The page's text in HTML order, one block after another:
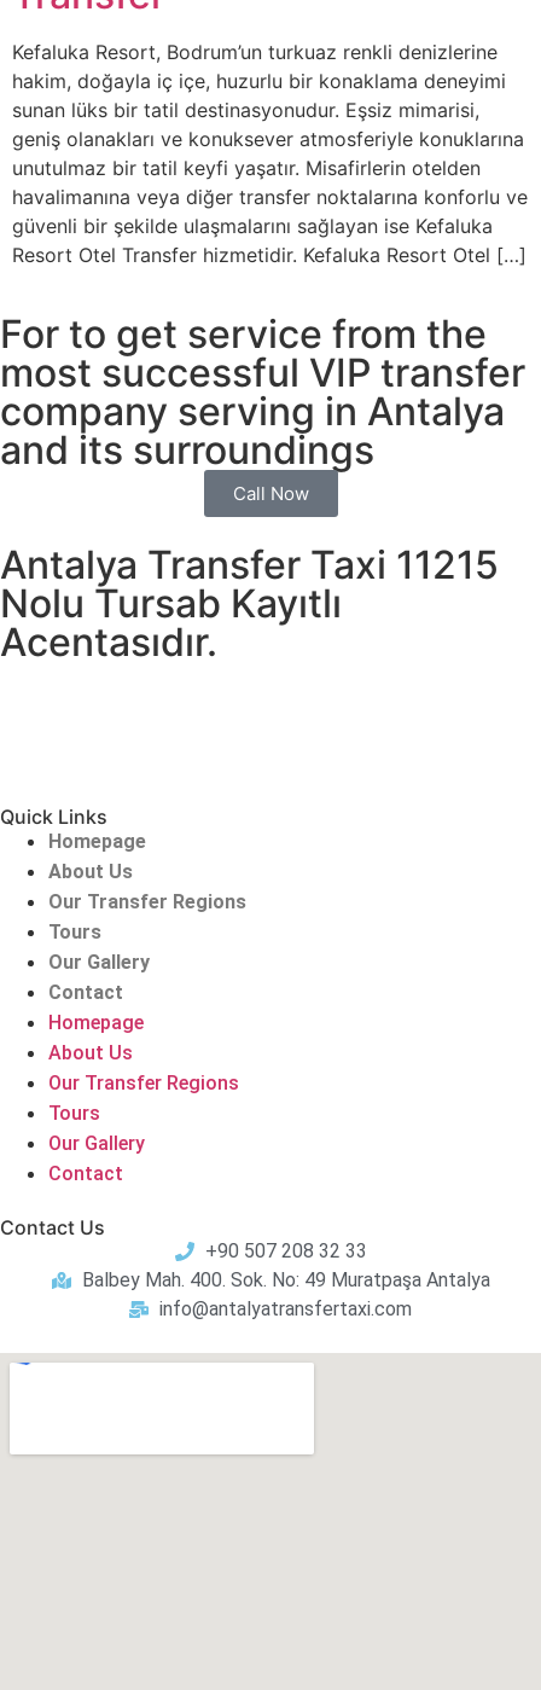
Kefaluka Resort, Bodrum’un turkuaz renkli denizlerine
hakim, doğayla iç içe, huzurlu bir konaklama deneyimi
sunan lüks bir tatil destinasyonudur. Eşsiz mimarisi,
geniş olanakları ve konuksever atmosferiyle konuklarına
unutulmaz bir tatil keyfi yaşatır. Misafirlerin otelden
havalimanına veya diğer transfer noktalarına konforlu ve
güvenli bir şekilde ulaşmalarını sağlayan ise Kefaluka
Resort Otel Transfer hizmetidir. Kefaluka Resort Otel […]
For to get service from the
most successful VIP transfer
company serving in Antalya
and its surroundings
Call Now
Antalya Transfer Taxi 11215
Nolu Tursab Kayıtlı
Acentasıdır.
Quick Links
Homepage
About Us
Our Transfer Regions
Tours
Our Gallery
Contact
Homepage
About Us
Our Transfer Regions
Tours
Our Gallery
Contact
Contact Us
+90 507 208 32 33
Balbey Mah. 400. Sok. No: 49 Muratpaşa Antalya
info@antalyatransfertaxi.com